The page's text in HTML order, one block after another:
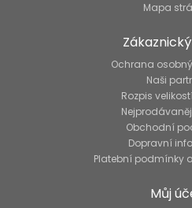
Mapa
Ochrana
Naši
Rozpis
Obchodní
Dopravní
Platební podmínky
Můj